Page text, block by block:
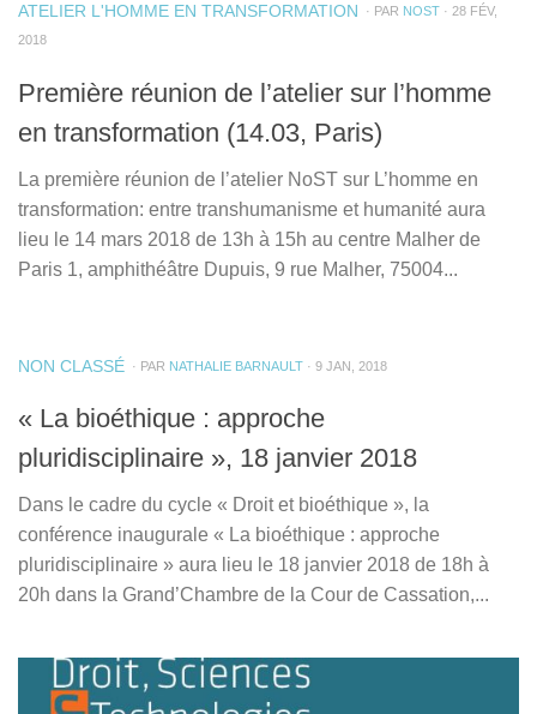
ATELIER L'HOMME EN TRANSFORMATION · PAR NOST · 28 FÉV,
2018
Première réunion de l’atelier sur l’homme
en transformation (14.03, Paris)
La première réunion de l’atelier NoST sur L’homme en
transformation: entre transhumanisme et humanité aura
lieu le 14 mars 2018 de 13h à 15h au centre Malher de
Paris 1, amphithéâtre Dupuis, 9 rue Malher, 75004...
NON CLASSÉ · PAR NATHALIE BARNAULT · 9 JAN, 2018
« La bioéthique : approche
pluridisciplinaire », 18 janvier 2018
Dans le cadre du cycle « Droit et bioéthique », la
conférence inaugurale « La bioéthique : approche
pluridisciplinaire » aura lieu le 18 janvier 2018 de 18h à
20h dans la Grand’Chambre de la Cour de Cassation,...